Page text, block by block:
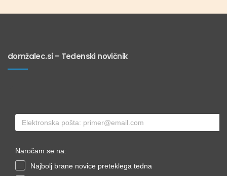
domžalec.si – Tedenski novičnik
Naročam se na:
Najbolj brane novice preteklega tedna